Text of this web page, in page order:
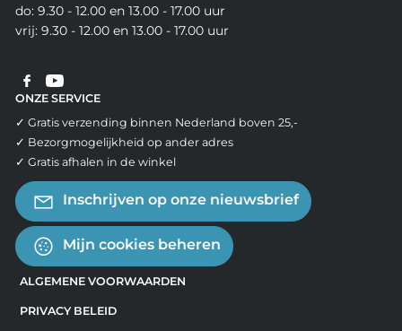
do: 9.30 - 12.00 en 13.00 - 17.00 uur
vrij: 9.30 - 12.00 en 13.00 - 17.00 uur
ONZE SERVICE
✓ Gratis verzending binnen Nederland boven 25,-
✓ Bezorgmogelijkheid op ander adres
✓ Gratis afhalen in de winkel
Inschrijven op onze nieuwsbrief
Mijn cookies beheren
ALGEMENE VOORWAARDEN
PRIVACY BELEID